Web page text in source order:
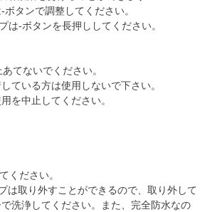
ボタンで調整してください。
は-ボタンを長押ししてください。
てないでください。
ている方は使用しないで下さい。
を中止してください。
ください。
は取り外すことができるので、取り外して
洗浄してください。また、完全防水なの